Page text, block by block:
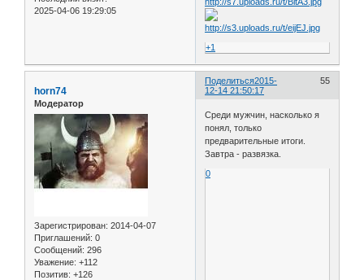
2025-04-06 19:29:05
+1
Поделиться 55
2015-
12-14 21:50:17
horn74
Модератор
Зарегистрирован: 2014-04-07
Приглашений: 0
Сообщений: 296
Уважение: +112
Позитив: +126
Среди мужчин, насколько я
понял, только
предварительные итоги.
Завтра - развязка.
0